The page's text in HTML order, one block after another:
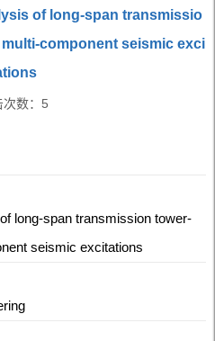
of long-span transmissio
component seismic exci
数： 5
long-span transmission tower-
seismic excitations